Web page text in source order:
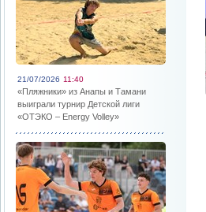
21/07/2026 11:40
«Пляжники» из Анапы и Тамани
выиграли турнир Детской лиги
«ОТЭКО – Energy Volley»